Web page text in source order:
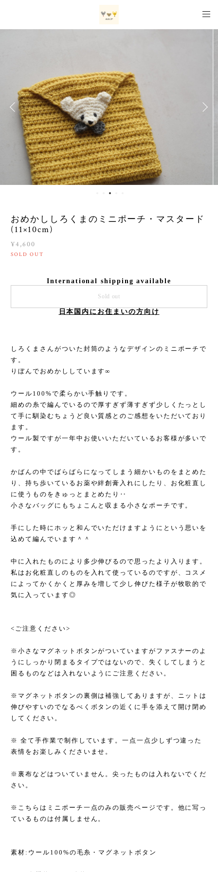
おめかししろくまのミニポーチ・マスタード
(11×10cm)
¥4,600
SOLD OUT
International shipping available
Sold out
日本国内にお住まいの方向け
しろくまさんがついた封筒のようなデザインのミニポーチで
す。
りぼんでおめかししています∞
ウール100%で柔らかい手触りです。
細めの糸で編んでいるので厚すぎず薄すぎず少しくたっとし
て手に馴染むちょうど良い質感とのご感想をいただいており
ます。
ウール製ですが一年中お使いいただいているお客様が多いで
す。
かばんの中でばらばらになってしまう細かいものをまとめた
り、持ち歩いているお薬や絆創膏入れにしたり、お化粧直し
に使うものをきゅっとまとめたり‥
小さなバッグにもちょこんと収まる小さなポーチです。
手にした時にホッと和んでいただけますようにという思いを
込めて編んでいます＾＾
中に入れたものにより多少伸びるので思ったより入ります。
私はお化粧直しのものを入れて使っているのですが、コスメ
によってかくかくと厚みを増して少し伸びた様子が牧歌的で
気に入っています◎
<ご注意ください>
※小さなマグネットボタンがついていますがファスナーのよ
うにしっかり閉まるタイプではないので、失くしてしまうと
困るものなどは入れないようにご注意ください。
※マグネットボタンの裏側は補強してありますが、ニットは
伸びやすいのでなるべくボタンの近くに手を添えて開け閉め
してください。
※ 全て手作業で制作しています。一点一点少しずつ違った
表情をお楽しみくださいませ。
※裏布などはついていません。尖ったものは入れないでくだ
さい。
※こちらはミニポーチ一点のみの販売ページです。他に写っ
ているものは付属しません。
素材:ウール100%の毛糸・マグネットボタン